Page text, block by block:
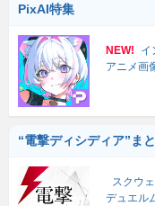
PixAI特集
NEW!
イ
アニメ画
“電撃ディシディア”ま
スクウ
デュエル